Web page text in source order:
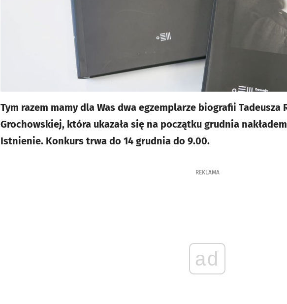
Tym razem mamy dla Was dwa egzemplarze biografii Tadeusza
Grochowskiej, która ukazała się na początku grudnia
Istnienie. Konkurs trwa do 14 grudnia do 9.00.
REKLAMA
ad